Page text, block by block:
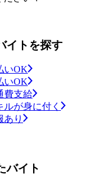
イトを探す
いOK
いOK
費支給
が身に付く
あり
バイト